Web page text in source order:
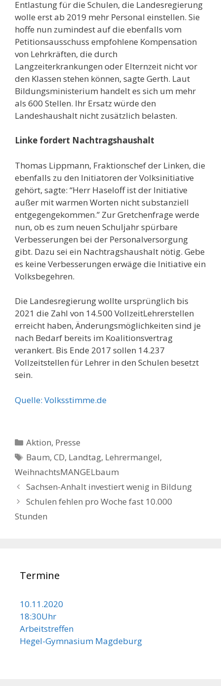
Entlastung für die Schulen, die Landesregierung
wolle erst ab 2019 mehr Personal einstellen. Sie
hoffe nun zumindest auf die ebenfalls vom
Petitionsausschuss empfohlene Kompensation
von Lehrkräften, die durch
Langzeiterkrankungen oder Elternzeit nicht vor
den Klassen stehen können, sagte Gerth. Laut
Bildungsministerium handelt es sich um mehr
als 600 Stellen. Ihr Ersatz würde den
Landeshaushalt nicht zusätzlich belasten.
Linke fordert Nachtragshaushalt
Thomas Lippmann, Fraktionschef der Linken, die
ebenfalls zu den Initiatoren der Volksinitiative
gehört, sagte: “Herr Haseloff ist der Initiative
außer mit warmen Worten nicht substanziell
entgegengekommen.” Zur Gretchenfrage werde
nun, ob es zum neuen Schuljahr spürbare
Verbesserungen bei der Personalversorgung
gibt. Dazu sei ein Nachtragshaushalt nötig. Gebe
es keine Verbesserungen erwäge die Initiative ein
Volksbegehren.
Die Landesregierung wollte ursprünglich bis
2021 die Zahl von 14.500 Vollzeit­Lehrerstellen
erreicht haben, Änderungsmöglichkeiten sind je
nach Bedarf bereits im Koalitionsvertrag
verankert. Bis Ende 2017 sollen 14.237
Vollzeitstellen für Lehrer in den Schulen besetzt
sein.
Quelle: Volksstimme.de
Kategorien
Aktion, Presse
Schlagwörter
Baum,CD, Landtag, Lehrermangel,
WeihnachtsMANGELbaum
Beitrags-
Navigation
Sachsen-Anhalt investiert wenig in Bildung
Schulen fehlen pro Woche fast 10.000
Stunden
Termine
10.11.2020
18:30Uhr
Arbeitstreffen
Hegel-Gymnasium Magdeburg